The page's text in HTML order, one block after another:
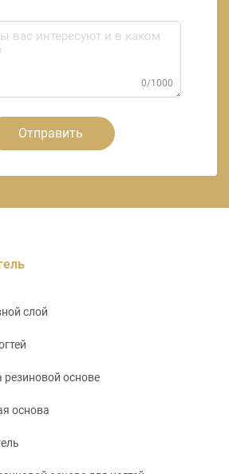
0/1000
Отправить
слой
резиновой основе
основа